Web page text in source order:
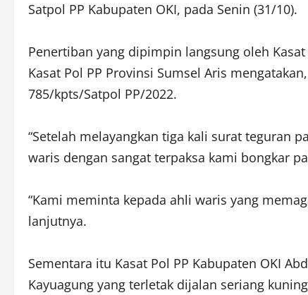
Satpol PP Kabupaten OKI, pada Senin (31/10).
Penertiban yang dipimpin langsung oleh
Kasat Pol PP Provinsi Sumsel Aris
785/kpts/Satpol PP/2022.
“Setelah melayangkan tiga kali surat teguran
waris dengan sangat terpaksa kami bongkar
“Kami meminta kepada ahli waris yang
lanjutnya.
Sementara itu Kasat Pol PP Kabupaten OKI
Kayuagung yang terletak dijalan seriang